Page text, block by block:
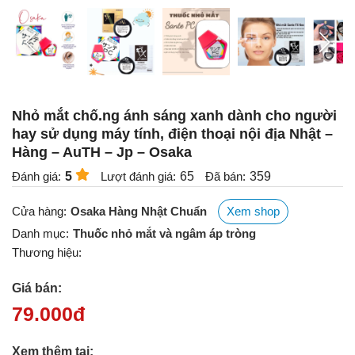
Nhỏ mắt chố.ng ánh sáng xanh dành cho người
hay sử dụng máy tính, điện thoại nội địa Nhật –
Hàng – AuTH – Jp – Osaka
Đánh giá: 5 Lượt đánh giá: 65 Đã bán: 359
Cửa hàng: Osaka Hàng Nhật Chuẩn
Xem shop
Danh mục: Thuốc nhỏ mắt và ngâm áp tròng
Thương hiệu:
Giá bán:
79.000đ
Xem thêm tại: